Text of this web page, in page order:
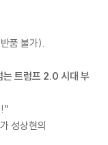
품 불가).
는 트럼프 2.0 시대 부
성상현의